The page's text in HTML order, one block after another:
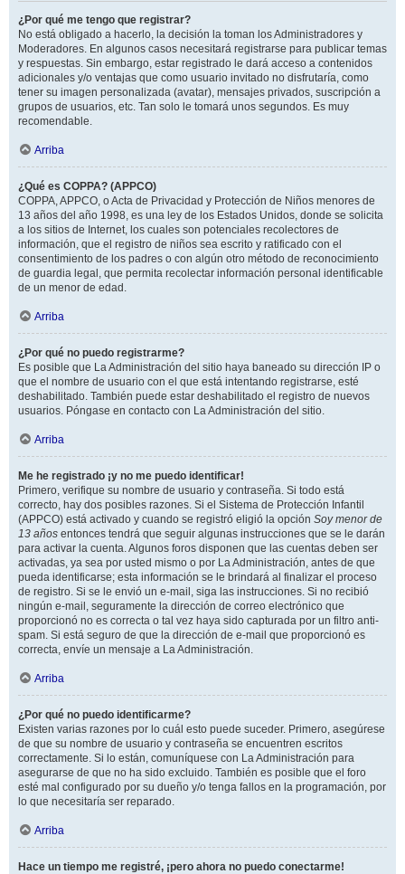
¿Por qué me tengo que registrar?
No está obligado a hacerlo, la decisión la toman los Administradores y
Moderadores. En algunos casos necesitará registrarse para publicar temas
y respuestas. Sin embargo, estar registrado le dará acceso a contenidos
adicionales y/o ventajas que como usuario invitado no disfrutaría, como
tener su imagen personalizada (avatar), mensajes privados, suscripción a
grupos de usuarios, etc. Tan solo le tomará unos segundos. Es muy
recomendable.
Arriba
¿Qué es COPPA? (APPCO)
COPPA, APPCO, o Acta de Privacidad y Protección de Niños menores de
13 años del año 1998, es una ley de los Estados Unidos, donde se solicita
a los sitios de Internet, los cuales son potenciales recolectores de
información, que el registro de niños sea escrito y ratificado con el
consentimiento de los padres o con algún otro método de reconocimiento
de guardia legal, que permita recolectar información personal identificable
de un menor de edad.
Arriba
¿Por qué no puedo registrarme?
Es posible que La Administración del sitio haya baneado su dirección IP o
que el nombre de usuario con el que está intentando registrarse, esté
deshabilitado. También puede estar deshabilitado el registro de nuevos
usuarios. Póngase en contacto con La Administración del sitio.
Arriba
Me he registrado ¡y no me puedo identificar!
Primero, verifique su nombre de usuario y contraseña. Si todo está
correcto, hay dos posibles razones. Si el Sistema de Protección Infantil
(APPCO) está activado y cuando se registró eligió la opción Soy menor de
13 años entonces tendrá que seguir algunas instrucciones que se le darán
para activar la cuenta. Algunos foros disponen que las cuentas deben ser
activadas, ya sea por usted mismo o por La Administración, antes de que
pueda identificarse; esta información se le brindará al finalizar el proceso
de registro. Si se le envió un e-mail, siga las instrucciones. Si no recibió
ningún e-mail, seguramente la dirección de correo electrónico que
proporcionó no es correcta o tal vez haya sido capturada por un filtro anti-
spam. Si está seguro de que la dirección de e-mail que proporcionó es
correcta, envíe un mensaje a La Administración.
Arriba
¿Por qué no puedo identificarme?
Existen varias razones por lo cuál esto puede suceder. Primero, asegúrese
de que su nombre de usuario y contraseña se encuentren escritos
correctamente. Si lo están, comuníquese con La Administración para
asegurarse de que no ha sido excluido. También es posible que el foro
esté mal configurado por su dueño y/o tenga fallos en la programación, por
lo que necesitaría ser reparado.
Arriba
Hace un tiempo me registré, ¡pero ahora no puedo conectarme!